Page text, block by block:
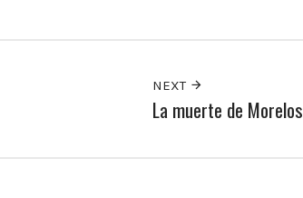
NEXT
La muerte de Morelos